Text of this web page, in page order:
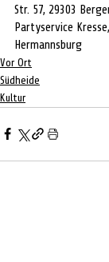
Str. 57, 29303
Partyservice
Hermannsburg
Vor Ort
Südheide
Kultur